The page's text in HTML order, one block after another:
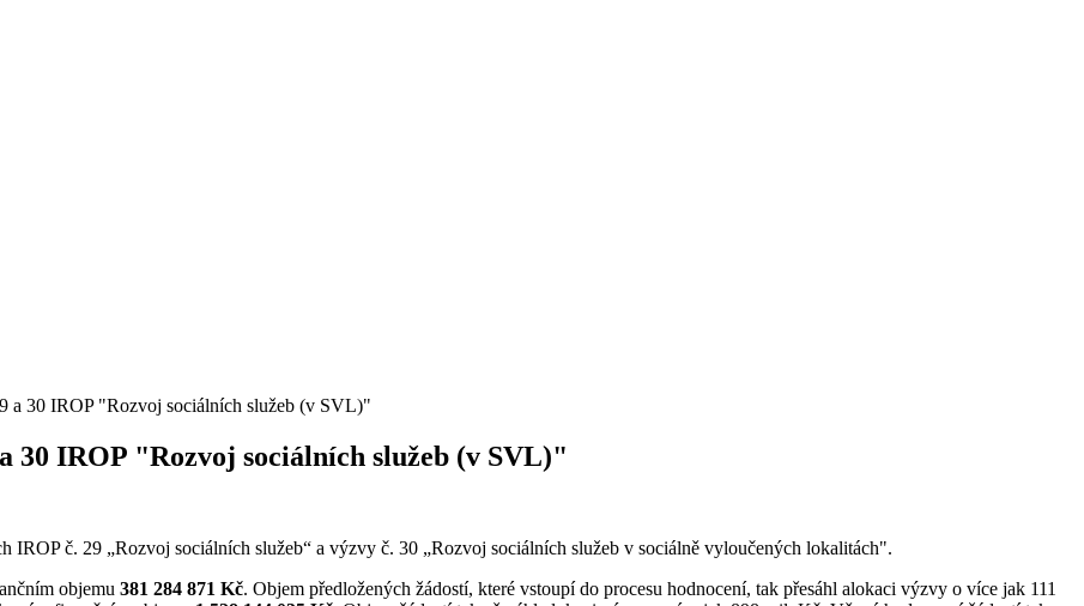
a 30 IROP "Rozvoj sociálních služeb (v SVL)"
30 IROP "Rozvoj sociálních služeb (v SVL)"
č. 29 „Rozvoj sociálních služeb“ a výzvy č. 30 „Rozvoj sociálních služeb v sociálně vyloučených lokalitách".
objemu 381 284 871 Kč. Objem předložených žádostí, které vstoupí do procesu hodnocení, tak přesáhl alokaci výzvy o více jak 111